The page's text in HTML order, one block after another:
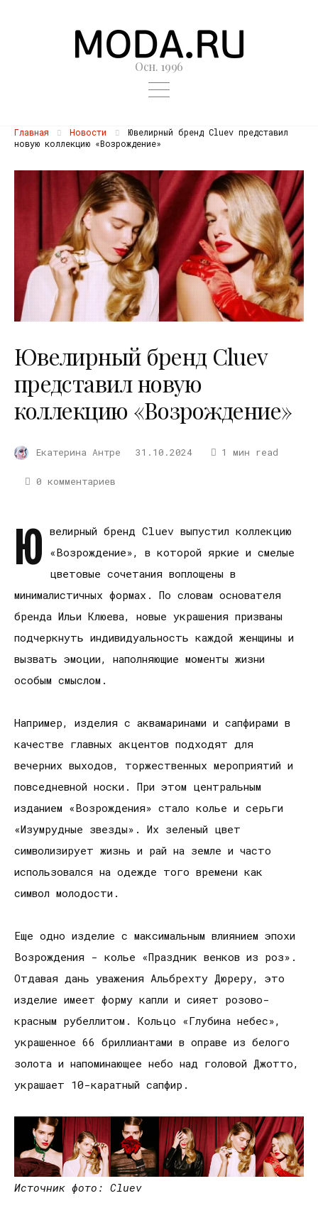
Осн. 1996
Главная Новости
Ювелирный бренд Cluev представил
новую коллекцию «Возрождение»
Ювелирный бренд Cluev
представил новую
коллекцию «Возрождение»
Екатерина Антре 31.10.2024 1 мин read
0 комментариев
Ю велирный бренд Cluev выпустил коллекцию
«Возрождение», в которой яркие и смелые
цветовые сочетания воплощены в
минималистичных формах. По словам основателя
бренда Ильи Клюева, новые украшения призваны
подчеркнуть индивидуальность каждой женщины и
вызвать эмоции, наполняющие моменты жизни
особым смыслом.
Например, изделия с аквамаринами и сапфирами в
качестве главных акцентов подходят для
вечерних выходов, торжественных мероприятий и
повседневной носки. При этом центральным
изданием «Возрождения» стало колье и серьги
«Изумрудные звезды». Их зеленый цвет
символизирует жизнь и рай на земле и часто
использовался на одежде того времени как
символ молодости.
Еще одно изделие с максимальным влиянием эпохи
Возрождения - колье «Праздник венков из роз».
Отдавая дань уважения Альбрехту Дюреру, это
изделие имеет форму капли и сияет розово-
красным рубеллитом. Кольцо «Глубина небес»,
украшенное 66 бриллиантами в оправе из белого
золота и напоминающее небо над головой Джотто,
украшает 10-каратный сапфир.
Источник фото: Cluev